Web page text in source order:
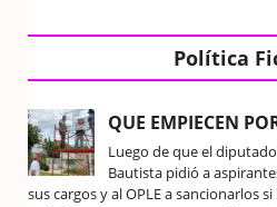
Política
QUE EMPIECEN
Luego de que el
Bautista pidió a
sus cargos y al OPLE a sancionarlos